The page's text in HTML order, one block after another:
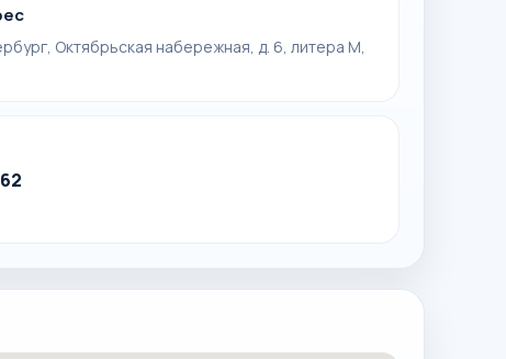
Октябрьская набережная, д. 6, литера М,